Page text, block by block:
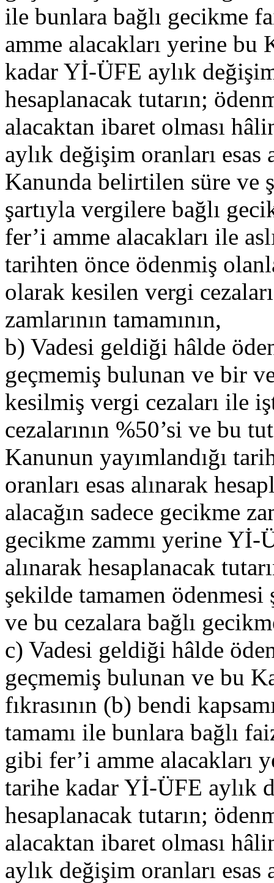
ile bunlara bağlı gecikme
amme alacakları yerine bu
kadar Yİ-ÜFE aylık
hesaplanacak tutarın;
alacaktan ibaret olması
aylık değişim oranları esas
Kanunda belirtilen süre ve
şartıyla vergilere bağlı
fer’i amme alacakları ile
tarihten önce ödenmiş
olarak kesilen vergi
zamlarının tamamının,
b) Vadesi geldiği hâlde
geçmemiş bulunan ve bir
kesilmiş vergi cezaları ile
cezalarının %50’si ve bu
Kanunun yayımlandığı
oranları esas alınarak
alacağın sadece gecikme
gecikme zammı yerine Yİ-
alınarak hesaplanacak
şekilde tamamen ödenmesi
ve bu cezalara bağlı
c) Vadesi geldiği hâlde
geçmemiş bulunan ve bu
fıkrasının (b) bendi
tamamı ile bunlara bağlı
gibi fer’i amme alacakları
tarihe kadar Yİ-ÜFE aylık
hesaplanacak tutarın;
alacaktan ibaret olması
aylık değişim oranları esas